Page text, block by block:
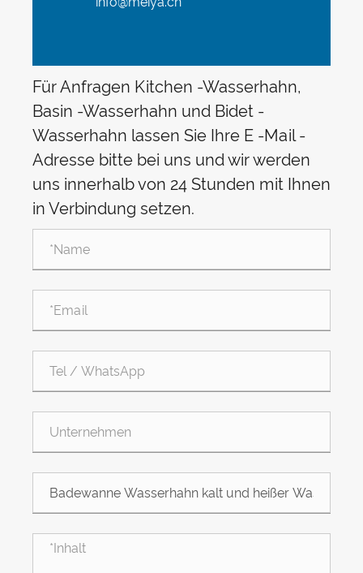
Für Anfragen Kitchen -Wasserhahn,
Basin -Wasserhahn und Bidet -
Wasserhahn lassen Sie Ihre E -Mail -
Adresse bitte bei uns und wir werden
uns innerhalb von 24 Stunden mit Ihnen
in Verbindung setzen.